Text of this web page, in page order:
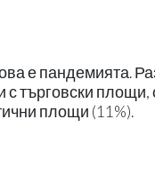
е пандемията.
с търговски
площи (11%).